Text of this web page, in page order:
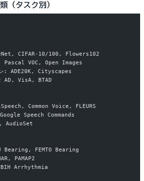
（タスク別）
CIFAR-10/100, Flowers102
Pascal VOC, Open Images
ン: ADE20K, Cityscapes
AD, VisA, BTAD
Common Voice, FLEURS
Speech Commands
AudioSet
Bearing, FEMTO Bearing
PAMAP2
BIH Arrhythmia